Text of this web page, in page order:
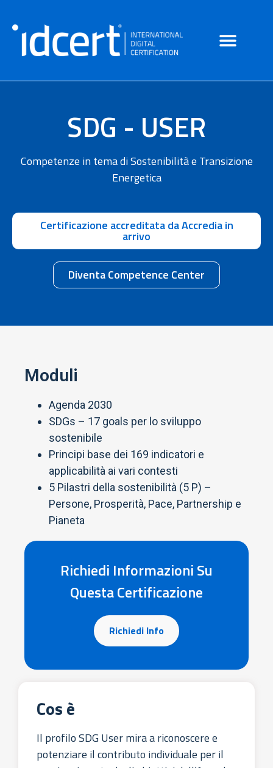
SDG - USER
Competenze in tema di Sostenibilità e Transizione
Energetica
Certificazione accreditata da Accredia in
arrivo
Diventa Competence Center
Moduli
Agenda 2030
SDGs – 17 goals per lo sviluppo
sostenibile
Principi base dei 169 indicatori e
applicabilità ai vari contesti
5 Pilastri della sostenibilità (5 P) –
Persone, Prosperità, Pace, Partnership e
Pianeta
Richiedi Informazioni Su
Questa Certificazione
Richiedi Info
Cos è
Il profilo SDG User mira a riconoscere e
potenziare il contributo individuale per il